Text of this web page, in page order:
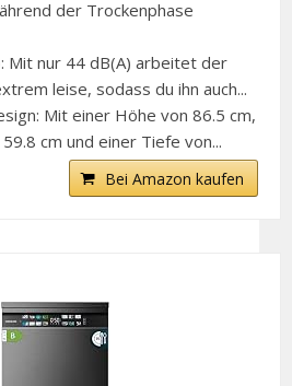
der Trockenphase
Mit nur 44 dB(A) arbeitet der
leise, sodass du ihn auch...
Mit einer Höhe von 86.5 cm,
cm und einer Tiefe von...
Bei Amazon kaufen